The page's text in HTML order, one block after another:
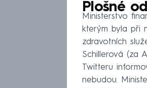
Plošné
Ministerstvo
kterým byla při
zdravotních
Schillerová (za
Twitteru
nebudou.